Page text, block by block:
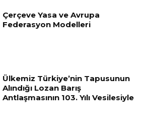
Çerçeve Yasa ve Avrupa
Federasyon Modelleri
Ülkemiz Türkiye’nin Tapusunun
Alındığı Lozan Barış
Antlaşmasının 103. Yılı Vesilesiyle